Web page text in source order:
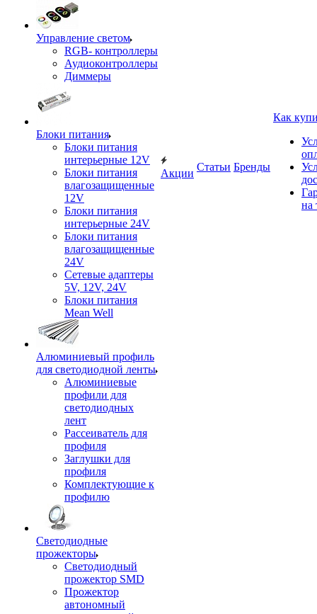
Управление светом
RGB- контроллеры
Аудиоконтроллеры
Диммеры
Блоки питания
Блоки питания
интерьерные 12V
Блоки питания
влагозащищенные
12V
Блоки питания
интерьерные 24V
Блоки питания
влагозащищенные
24V
Сетевые адаптеры
5V, 12V, 24V
Блоки питания
Mean Well
Алюминиевый профиль
для светодиодной ленты
Алюминиевые
профили для
светодиодных
лент
Рассеиватель для
профиля
Заглушки для
профиля
Комплектующие к
профилю
Светодиодные
прожекторы
Светодиодный
прожектор SMD
Прожектор
автономный
Акции
Статьи Бренды
Как
на